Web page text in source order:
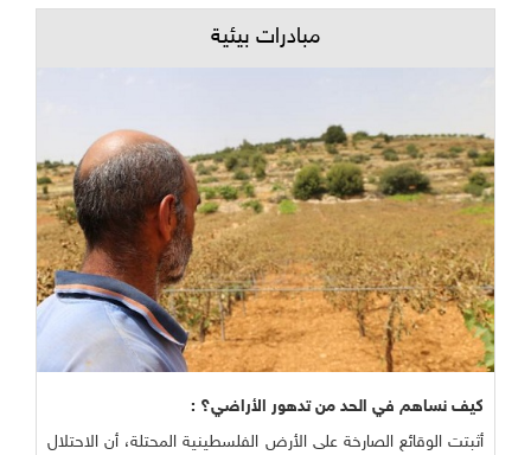
مبادرات بيئية
كيف نساهم في الحد من تدهور الأراضي؟ :
أثبتت الوقائع الصارخة على الأرض الفلسطينية المحتلة، أن الاحتلال